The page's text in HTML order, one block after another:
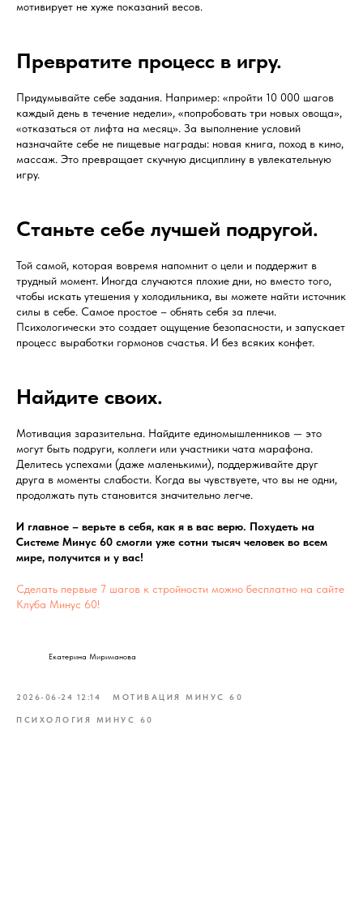
мотивирует не хуже показаний весов.
Превратите процесс в игру.
Придумывайте себе задания. Например: «пройти 10 000 шагов
каждый день в течение недели», «попробовать три новых овоща»,
«отказаться от лифта на месяц». За выполнение условий
назначайте себе не пищевые награды: новая книга, поход в кино,
массаж. Это превращает скучную дисциплину в увлекательную
игру.
Станьте себе лучшей подругой.
Той самой, которая вовремя напомнит о цели и поддержит в
трудный момент. Иногда случаются плохие дни, но вместо того,
чтобы искать утешения у холодильника, вы можете найти источник
силы в себе. Самое простое – обнять себя за плечи.
Психологически это создает ощущение безопасности, и запускает
процесс выработки гормонов счастья. И без всяких конфет.
Найдите своих.
Мотивация заразительна. Найдите единомышленников — это
могут быть подруги, коллеги или участники чата марафона.
Делитесь успехами (даже маленькими), поддерживайте друг
друга в моменты слабости. Когда вы чувствуете, что вы не одни,
продолжать путь становится значительно легче.
И главное – верьте в себя, как я в вас верю. Похудеть на
Системе Минус 60 смогли уже сотни тысяч человек во всем
мире, получится и у вас!
Сделать первые 7 шагов к стройности можно бесплатно на сайте
Клуба Минус 60!
Екатерина Мириманова
2026-06-24 12:14 МОТИВАЦИЯ МИНУС 60
ПСИХОЛОГИЯ МИНУС 60